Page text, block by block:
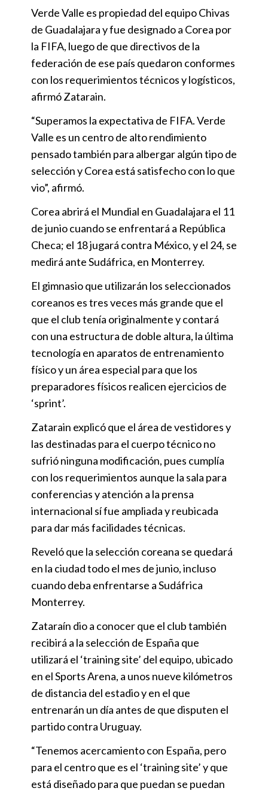
Verde Valle es propiedad del equipo Chivas
de Guadalajara y fue designado a Corea por
la FIFA, luego de que directivos de la
federación de ese país quedaron conformes
con los requerimientos técnicos y logísticos,
afirmó Zatarain.
“Superamos la expectativa de FIFA. Verde
Valle es un centro de alto rendimiento
pensado también para albergar algún tipo de
selección y Corea está satisfecho con lo que
vio”, afirmó.
Corea abrirá el Mundial en Guadalajara el 11
de junio cuando se enfrentará a República
Checa; el 18 jugará contra México, y el 24, se
medirá ante Sudáfrica, en Monterrey.
El gimnasio que utilizarán los seleccionados
coreanos es tres veces más grande que el
que el club tenía originalmente y contará
con una estructura de doble altura, la última
tecnología en aparatos de entrenamiento
físico y un área especial para que los
preparadores físicos realicen ejercicios de
‘sprint’.
Zatarain explicó que el área de vestidores y
las destinadas para el cuerpo técnico no
sufrió ninguna modificación, pues cumplía
con los requerimientos aunque la sala para
conferencias y atención a la prensa
internacional sí fue ampliada y reubicada
para dar más facilidades técnicas.
Reveló que la selección coreana se quedará
en la ciudad todo el mes de junio, incluso
cuando deba enfrentarse a Sudáfrica
Monterrey.
Zataraín dio a conocer que el club también
recibirá a la selección de España que
utilizará el ‘training site’ del equipo, ubicado
en el Sports Arena, a unos nueve kilómetros
de distancia del estadio y en el que
entrenarán un día antes de que disputen el
partido contra Uruguay.
“Tenemos acercamiento con España, pero
para el centro que es el ‘training site’ y que
está diseñado para que puedan se puedan